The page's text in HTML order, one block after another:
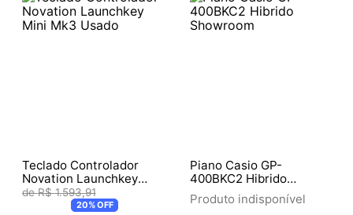
Teclado Controlador
Novation Launchkey
Mini Mk3 Usado
R$ 1.593,91
20%OFF
Piano Casio GP-
400BKC2 Hibrido
Showroom
Produto indisponível